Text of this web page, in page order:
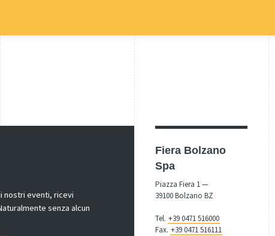
nostri eventi, ricevi
senza alcun
Fiera Bolzano
Spa
Piazza Fiera 1 —
39100 Bolzano BZ
Tel. +39 0471 516000
Fax. +39 0471 516111